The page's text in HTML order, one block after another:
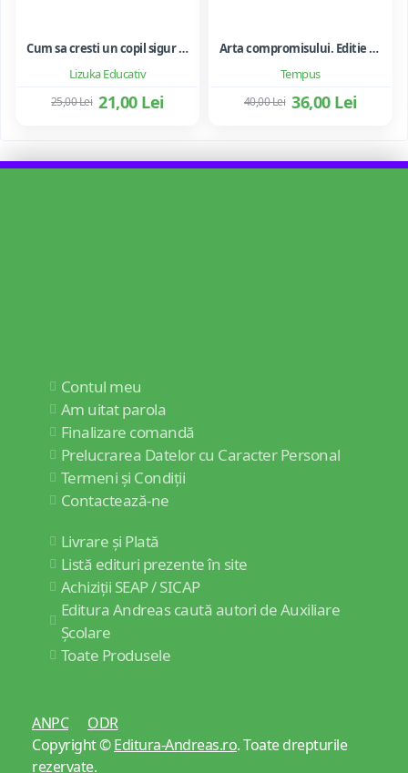
Lizuka Educativ
Cum sa cresti un copil sigur de sine ... si sa-i consolidezi autostima
21,00 Lei
25,00 Lei
Tempus
Arta compromisului. Editie ne varietur - Ileana Vulpescu
36,00 Lei
40,00 Lei
Contul meu
Am uitat parola
Finalizare comandă
Prelucrarea Datelor cu Caracter Personal
Termeni și Condiții
Contactează-ne
Livrare și Plată
Listă edituri prezente în site
Achiziții SEAP / SICAP
Editura Andreas caută autori de Auxiliare
Școlare
Toate Produsele
ANPC
ODR
Copyright ©Editura-Andreas.ro. Toate drepturile
rezervate.